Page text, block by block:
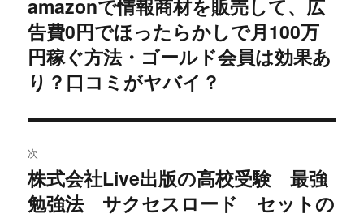
ナ
ビ
ゲ
ー
シ
ョ
の
投
稿:
amazonで情報商材を販売して、広
告費0円でほったらかしで月100万
円稼ぐ方法・ゴールド会員は効果あ
り？口コミがヤバイ？
次
次
の
株式会社Live出版の高校受験 最強
勉強法 サクセスロード セットの